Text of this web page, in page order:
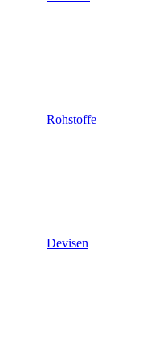
Rohstoffe
Devisen